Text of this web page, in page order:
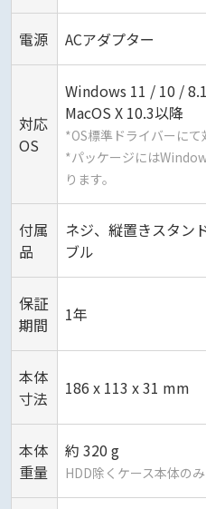
電源 ACアダプター
対応
OS
Windows 11 / 10 /
MacOS X 10.3以降
*OS標準ドライバーにて
*パッケージには
ります。
付属
品
ネジ、縦置きスタン
ブル
保証
期間
1年
本体
寸法
186 x 113 x 31 mm
本体
重量
約 320 g
HDD除くケース本体のみ